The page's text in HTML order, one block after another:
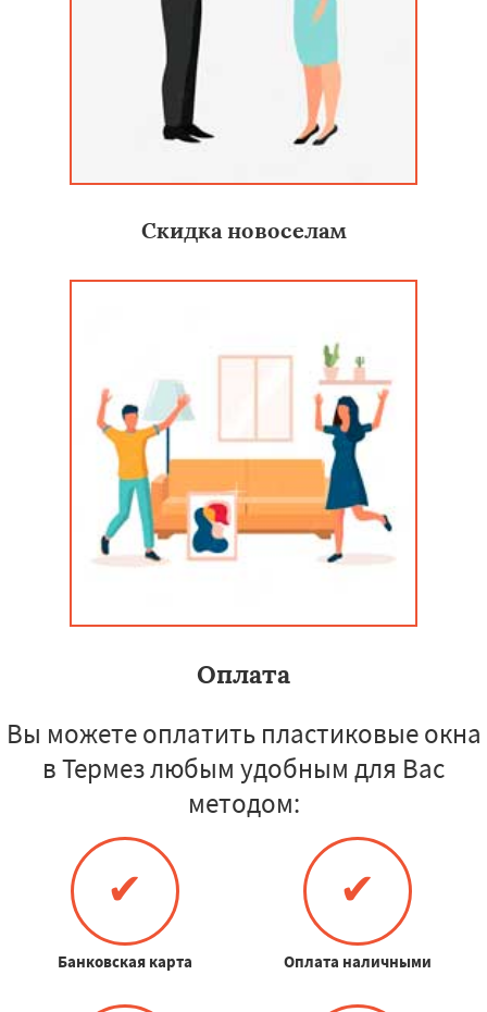
Скидка новоселам
Оплата
Вы можете оплатить пластиковые окна
в Термез любым удобным для Вас
методом:
✔
Банковская карта
✔
Оплата наличными